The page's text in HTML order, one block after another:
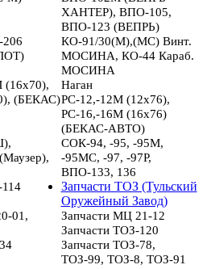
ХАНТЕР), ВПО-105,
ВПО-123 (ВЕПРЬ)
КО-91/30(М),(МС) Винт.
МОСИНА, КО-44 Караб.
МОСИНА
(БЕКАС)
Наган
РС-12,-12М (12х76),
РС-16,-16М (16х76)
(БЕКАС-АВТО)
СОК-94, -95, -95М,
-95МС, -97, -97Р,
ВПО-133, 136
Запчасти ТОЗ (Тульский
Оружейный Завод)
01,
Запчасти МЦ 21-12
Запчасти ТОЗ-120
Запчасти ТОЗ-78,
ТОЗ-99, ТОЗ-8, ТОЗ-91